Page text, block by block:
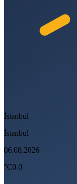
İstanbul
İstanbul
06.08.2026
°C0.0